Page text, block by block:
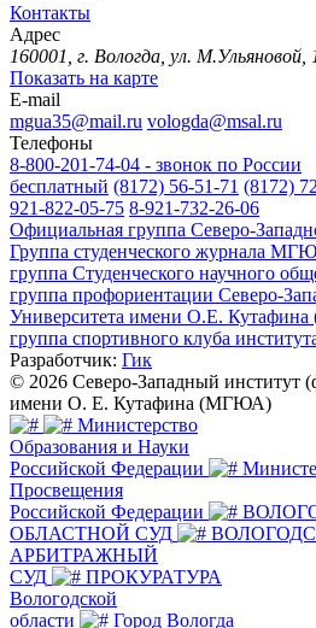
Контакты
Адрес
160001, г. Вологда, ул. М.Ульяновой,
Показать на карте
E-mail
mgua35@mail.ru vologda@msal.ru
Телефоны
8-800-201-74-04 - звонок по России
бесплатный (8172) 56-51-71 (8172)
921-822-05-75 8-921-732-26-06
Официальная группа Северо-
Группа студенческого журнала
группа Студенческого научного
группа профориентации Северо-
Университета имени О.Е.
группа спортивного клуба
Разработчик: Гик
© 2026 Северо-Западный институт
имени О. Е. Кутафина (МГЮА)
Министерство
Образования и Науки
Российской Федерации
Просвещения
Российской Федерации
ОБЛАСТНОЙ СУД
АРБИТРАЖНЫЙ
СУД
ПРОКУРАТУРА
Вологодской
области
Город Вологда